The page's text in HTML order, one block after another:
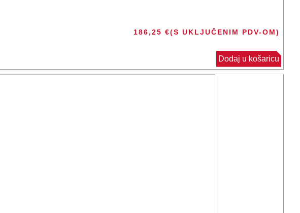
186,25 €(S UKLJUČENIM PDV-OM)
Dodaj u košaricu